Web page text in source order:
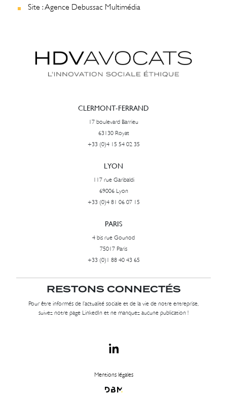
Site : Agence Debussac Multimédia
CLERMONT-FERRAND
17 boulevard Barrieu
63130 Royat
+33 (0)4 15 54 02 35
LYON
117 rue Garibaldi
69006 Lyon
+33 (0)4 81 06 07 15
PARIS
4 bis rue Gounod
75017 Paris
+33 (0)1 88 40 43 65
RESTONS CONNECTÉS
Pour être informés de l’actualité sociale et de la vie de notre entreprise,
suivez notre page LinkedIn et ne manquez aucune publication !
Mentions légales
Dbm